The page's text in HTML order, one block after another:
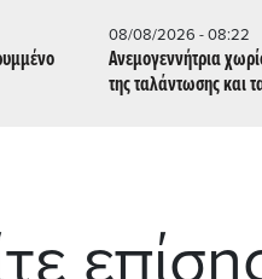
08/08/2026 - 08:22
Ανεμογεννήτρια
της ταλάντωσης και